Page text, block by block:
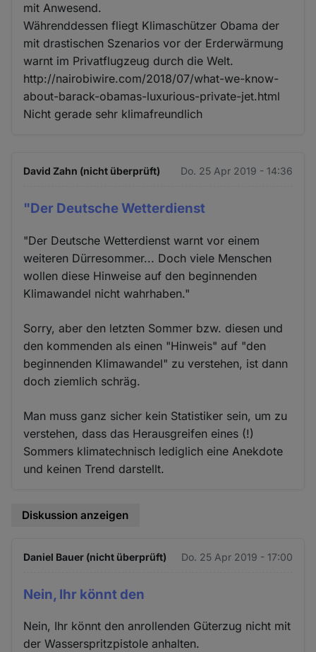
mit Anwesend.
Währenddessen fliegt Klimaschützer Obama der
mit drastischen Szenarios vor der Erderwärmung
warnt im Privatflugzeug durch die Welt.
http://nairobiwire.com/2018/07/what-we-know-
about-barack-obamas-luxurious-private-jet.html
Nicht gerade sehr klimafreundlich
David Zahn (nicht überprüft) Do. 25 Apr 2019 - 14:36
"Der Deutsche Wetterdienst
"Der Deutsche Wetterdienst warnt vor einem
weiteren Dürresommer... Doch viele Menschen
wollen diese Hinweise auf den beginnenden
Klimawandel nicht wahrhaben."
Sorry, aber den letzten Sommer bzw. diesen und
den kommenden als einen "Hinweis" auf "den
beginnenden Klimawandel" zu verstehen, ist dann
doch ziemlich schräg.
Man muss ganz sicher kein Statistiker sein, um zu
verstehen, dass das Herausgreifen eines (!)
Sommers klimatechnisch lediglich eine Anekdote
und keinen Trend darstellt.
Diskussion anzeigen
Daniel Bauer (nicht überprüft) Do. 25 Apr 2019 - 17:00
Nein, Ihr könnt den
Nein, Ihr könnt den anrollenden Güterzug nicht mit
der Wasserspritzpistole anhalten.